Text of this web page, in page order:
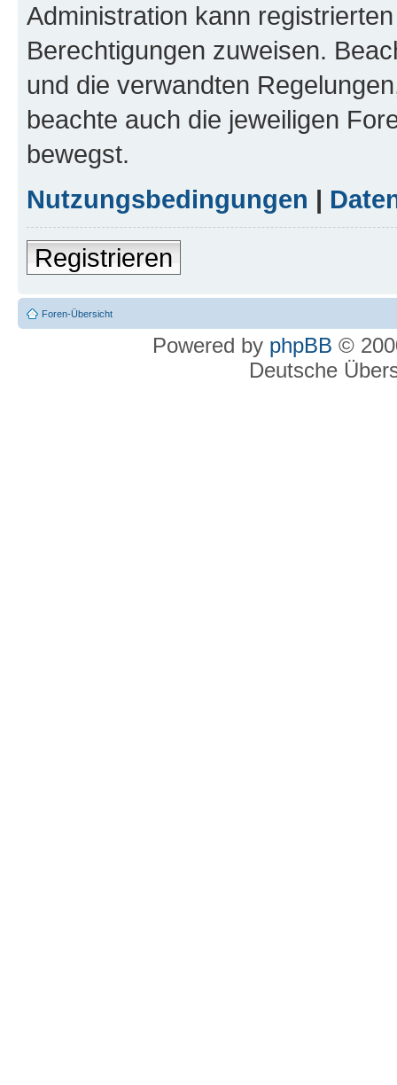
Administration kann
Berechtigungen zuweisen.
und die verwandten
beachte auch die jeweiligen
bewegst.
Nutzungsbedingungen |
Registrieren
Foren-Übersicht
Powered by phpBB ©
Deutsche